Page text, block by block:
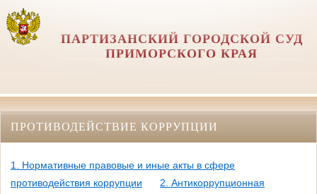
ПАРТИЗАНСКИЙ ГОРОДСКОЙ СУД
ПРИМОРСКОГО КРАЯ
ПРОТИВОДЕЙСТВИЕ КОРРУПЦИИ
1. Нормативные правовые и иные акты в сфере
противодействия коррупции
2. Антикоррупционная